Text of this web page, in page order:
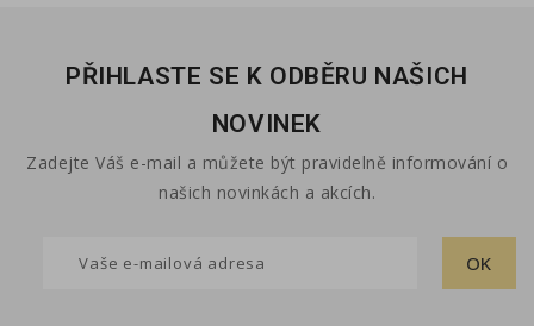
PŘIHLASTE SE K ODBĚRU NAŠICH
NOVINEK
Zadejte Váš e-mail a můžete být pravidelně informování o
našich novinkách a akcích.